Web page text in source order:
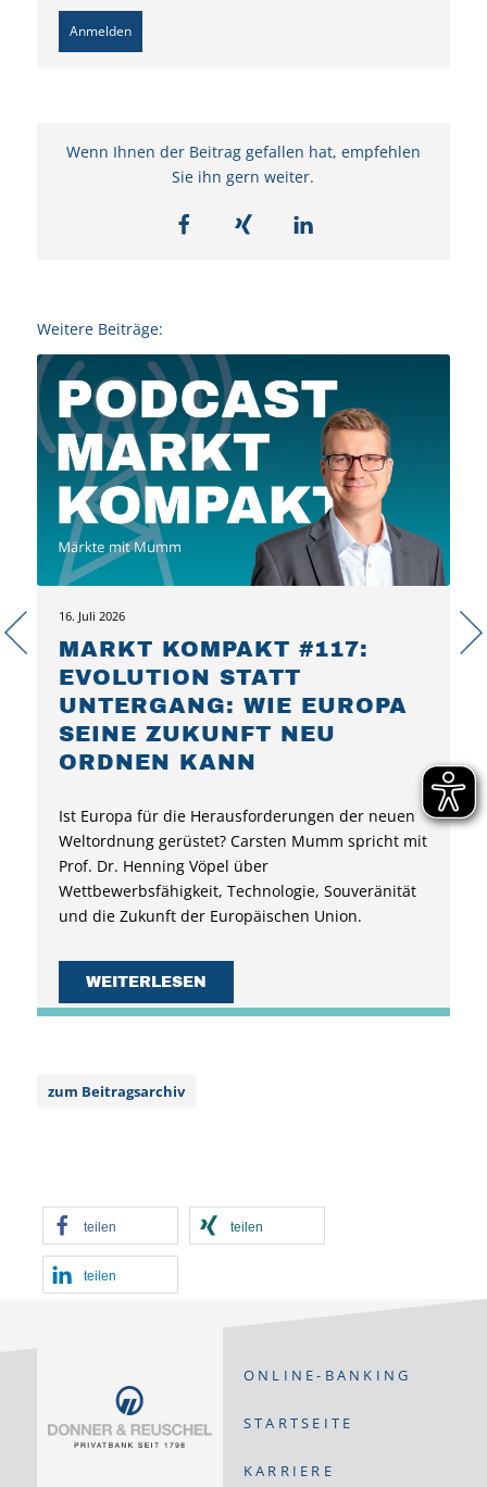
Anmelden
Wenn Ihnen der Beitrag gefallen hat, empfehlen
Sie ihn gern weiter.
Weitere Beiträge:
MARKT KOMPAKT #117:
EVOLUTION STATT
UNTERGANG: WIE EUROPA
SEINE ZUKUNFT NEU
ORDNEN KANN
Ist Europa für die Herausforderungen der neuen
Weltordnung gerüstet? Carsten Mumm spricht mit
Prof. Dr. Henning Vöpel über
Wettbewerbsfähigkeit, Technologie, Souveränität
und die Zukunft der Europäischen Union.
WEITERLESEN
16. Juli 2026
zum Beitragsarchiv
teilen teilen
teilen
ONLINE-BANKING
STARTSEITE
KARRIERE